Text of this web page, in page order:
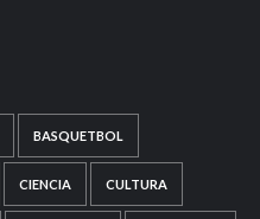
BASQUETBOL
CIENCIA CULTURA